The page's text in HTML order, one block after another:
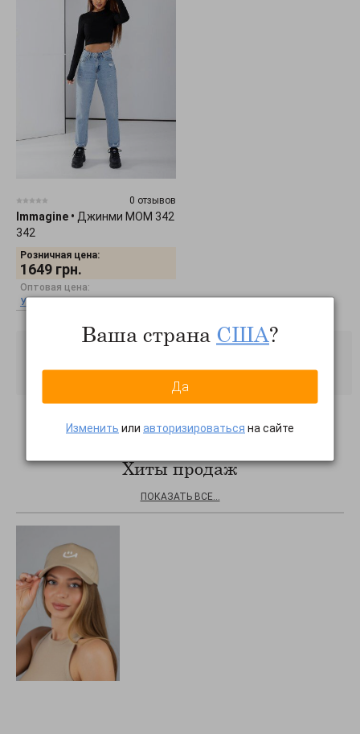
0 отзывов
Immagine • Джинми МОМ 342
342
Розничная цена:
1649 грн.
Оптовая цена:
Узнать оптовую цену
Хиты продаж
ПОКАЗАТЬ ВСЕ...
Ваша страна США?
Да
Изменить или авторизироваться на сайте